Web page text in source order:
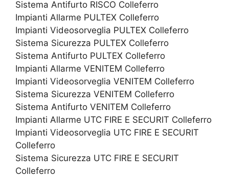
Sistema Antifurto RISCO Colleferro
Impianti Allarme PULTEX Colleferro
Impianti Videosorveglia PULTEX Colleferro
Sistema Sicurezza PULTEX Colleferro
Sistema Antifurto PULTEX Colleferro
Impianti Allarme VENITEM Colleferro
Impianti Videosorveglia VENITEM Colleferro
Sistema Sicurezza VENITEM Colleferro
Sistema Antifurto VENITEM Colleferro
Impianti Allarme UTC FIRE E SECURIT Colleferro
Impianti Videosorveglia UTC FIRE E SECURIT
Colleferro
Sistema Sicurezza UTC FIRE E SECURIT
Colleferro